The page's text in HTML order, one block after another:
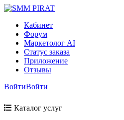
Кабинет
Форум
Маркетолог AI
Статус заказа
Приложение
Отзывы
ВойтиВойти
Каталог услуг